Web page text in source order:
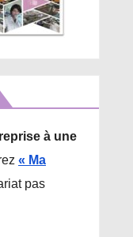
à une
« Ma
pas